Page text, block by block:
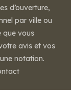
d’ouverture,
par ville ou
que vous
avis et vos
notation.